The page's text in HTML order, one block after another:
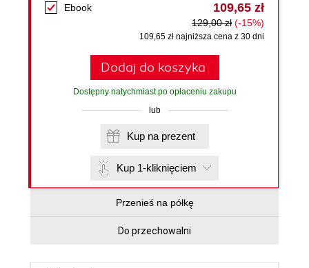
Ebook 109,65 zł
129,00 zł (-15%)
109,65 zł najniższa cena z 30 dni
Dodaj do koszyka
Dostępny natychmiast po opłaceniu zakupu
lub
Kup na prezent
Kup 1-kliknięciem
Przenieś na półkę
Do przechowalni